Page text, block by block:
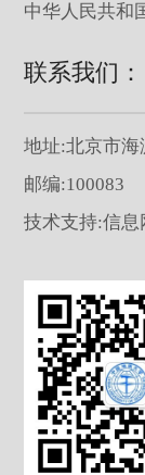
中华人民共和
联系我们：
地址:北京市海
邮编:100083
技术支持:信